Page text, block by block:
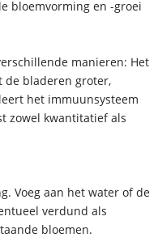
bloemvorming en -groei
manieren: Het
de bladeren groter,
het immuunsysteem
zowel kwantitatief als
Voeg aan het water of de
verdund als
bloemen.